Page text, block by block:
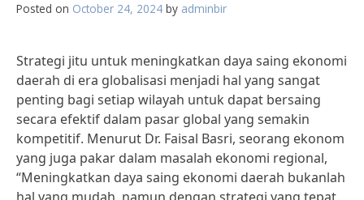
Posted on October 24, 2024 by adminbir
Strategi jitu untuk meningkatkan daya saing ekonomi
daerah di era globalisasi menjadi hal yang sangat
penting bagi setiap wilayah untuk dapat bersaing
secara efektif dalam pasar global yang semakin
kompetitif. Menurut Dr. Faisal Basri, seorang ekonom
yang juga pakar dalam masalah ekonomi regional,
“Meningkatkan daya saing ekonomi daerah bukanlah